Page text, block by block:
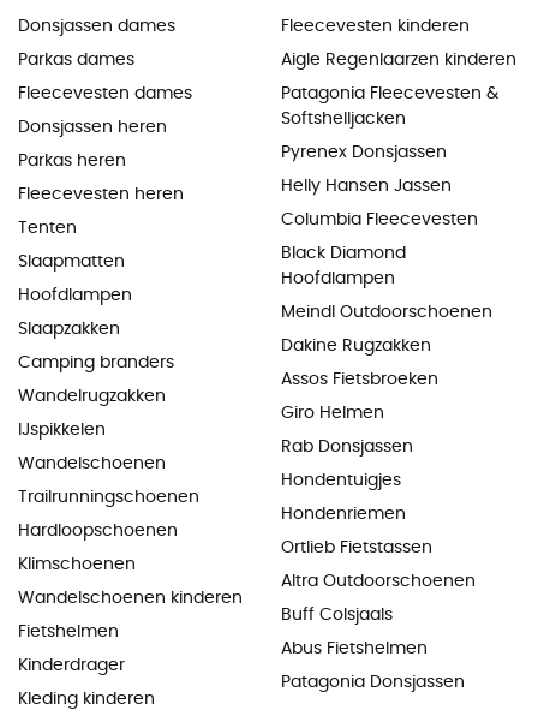
Donsjassen dames
Parkas dames
Fleecevesten dames
Donsjassen heren
Parkas heren
Fleecevesten heren
Tenten
Slaapmatten
Hoofdlampen
Slaapzakken
Camping branders
Wandelrugzakken
IJspikkelen
Wandelschoenen
Trailrunningschoenen
Hardloopschoenen
Klimschoenen
Wandelschoenen kinderen
Fietshelmen
Kinderdrager
Kleding kinderen
Fleecevesten kinderen
Aigle Regenlaarzen kinderen
Patagonia Fleecevesten &
Softshelljacken
Pyrenex Donsjassen
Helly Hansen Jassen
Columbia Fleecevesten
Black Diamond
Hoofdlampen
Meindl Outdoorschoenen
Dakine Rugzakken
Assos Fietsbroeken
Giro Helmen
Rab Donsjassen
Hondentuigjes
Hondenriemen
Ortlieb Fietstassen
Altra Outdoorschoenen
Buff Colsjaals
Abus Fietshelmen
Patagonia Donsjassen